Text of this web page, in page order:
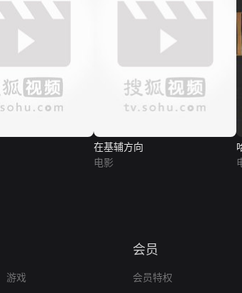
在基辅方向
电影
游戏
会员
会员特权